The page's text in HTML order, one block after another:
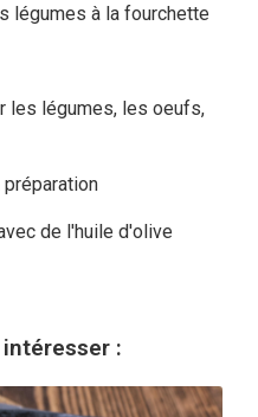
légumes à la fourchette
les légumes, les oeufs,
de l'huile d'olive
: